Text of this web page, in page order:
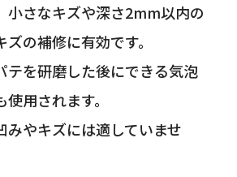
小さなキズや深さ2mm以内の
の補修に有効です。
テを研磨した後にできる気泡
用されます。
みやキズには適していませ